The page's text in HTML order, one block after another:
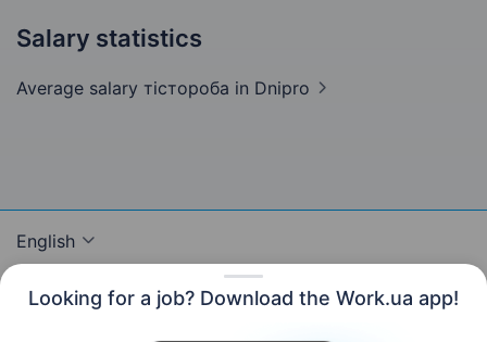
Looking for a job? Download the Work.ua app!
Salary statistics
Average salary тістороба in Dnipro
English